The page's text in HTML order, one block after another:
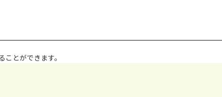
とができます。